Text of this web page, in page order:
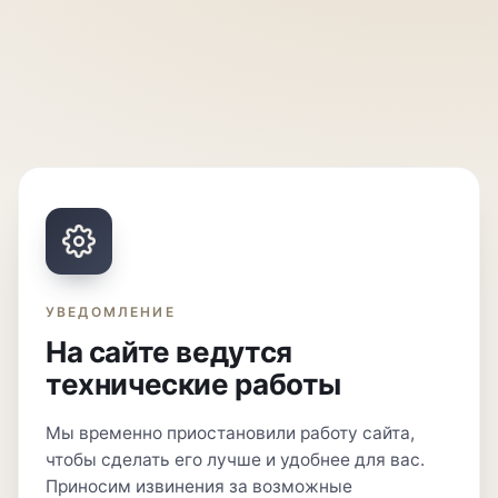
УВЕДОМЛЕНИЕ
На сайте ведутся
технические работы
Мы временно приостановили работу сайта,
чтобы сделать его лучше и удобнее для вас.
Приносим извинения за возможные